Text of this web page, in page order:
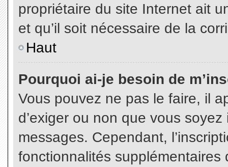
propriétaire du site Internet ait
et qu’il soit nécessaire de la
Haut
Pourquoi ai-je besoin de
Vous pouvez ne pas le faire, il
d’exiger ou non que vous
messages. Cependant,
fonctionnalités